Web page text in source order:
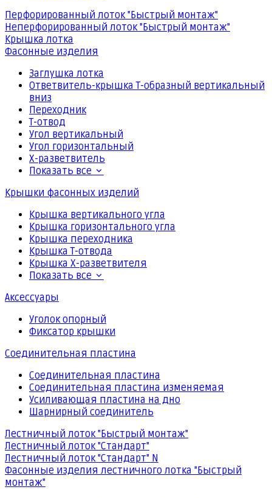
Перфорированный лоток "Быстрый монтаж"
Неперфорированный лоток "Быстрый монтаж"
Крышка лотка
Фасонные изделия
Заглушка лотка
Ответвитель-крышка Т-образный вертикальный
вниз
Переходник
Т-отвод
Угол вертикальный
Угол горизонтальный
Х-разветвитель
Показать все
Крышки фасонных изделий
Крышка вертикального угла
Крышка горизонтального угла
Крышка переходника
Крышка Т-отвода
Крышка Х-разветвителя
Показать все
Аксессуары
Уголок опорный
Фиксатор крышки
Соединительная пластина
Соединительная пластина
Соединительная пластина изменяемая
Усиливающая пластина на дно
Шарнирный соединитель
Лестничный лоток "Быстрый монтаж"
Лестничный лоток "Стандарт"
Лестничный лоток "Стандарт" N
Фасонные изделия лестничного лотка "Быстрый
монтаж"